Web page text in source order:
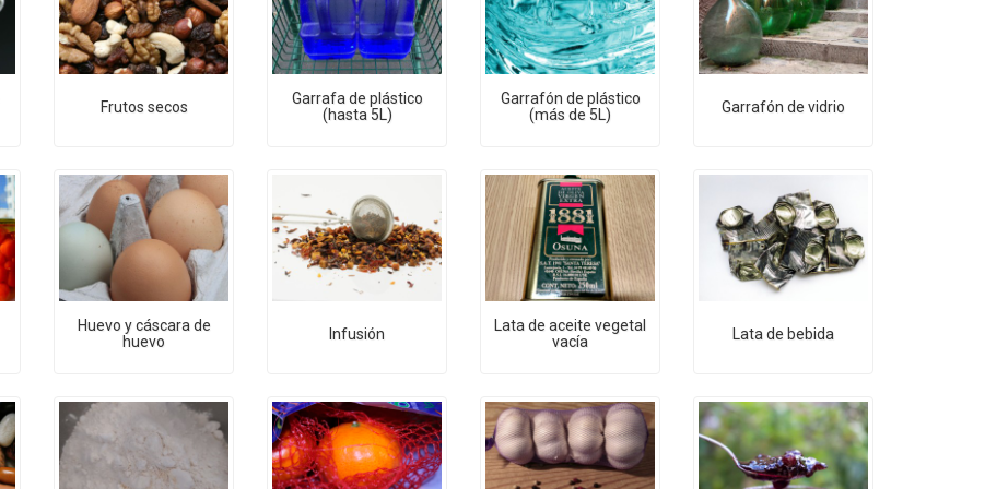
Frutos secos
Garrafa de plástico
(hasta 5L)
Garrafón de plástico
(más de 5L)
Garrafón de vidrio
Huevo y cáscara de
huevo
Infusión
Lata de aceite vegetal
vacía
Lata de bebida